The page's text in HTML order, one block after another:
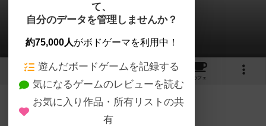
雇われギルド
0件のルール/インスト
1
カフェ
雇われギルドのトップに戻る
て、
自分のデータを管理しませんか？
約75,000人がボドゲーマを利用中！
遊んだボードゲームを記録する
気になるゲームのレビューを読む
お気に入り作品・所有リストの共
有